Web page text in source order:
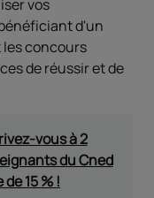
vos
d'un
concours
de réussir et de
vous à 2
du Cned
15 % !